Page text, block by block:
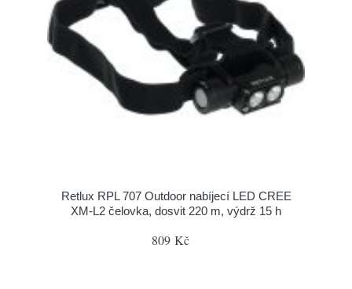
Retlux RPL 707 Outdoor nabíjecí LED CREE
XM-L2 čelovka, dosvit 220 m, výdrž 15 h
809 Kč